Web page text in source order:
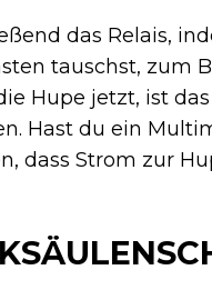
das Relais,
tauschst, zum
Hupe jetzt, ist
Hast du ein
dass Strom zur